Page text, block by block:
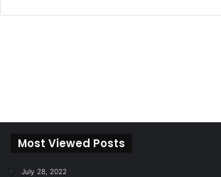
Most Viewed Posts
July 28, 2022